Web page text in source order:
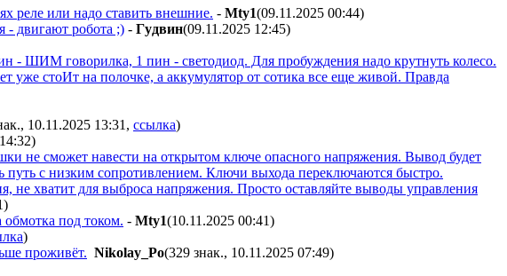
реле или надо ставить внешние. - Mty1(09.11.2025 00:44)
- двигают робота ;) - Гyдвин(09.11.2025 12:45)
- ШИМ говорилка, 1 пин - светодиод. Для пробуждения надо крутнуть колесо.
стоИт на полочке, а аккумулятор от сотика все еще живой. Правда
10.11.2025 13:31 , ссылка)
)
не сможет навести на открытом ключе опасного напряжения. Вывод будет
с низким сопротивлением. Ключи выхода переключаются быстро.
не хватит для выброса напряжения. Просто оставляйте выводы управления
)
под током. - Mty1(10.11.2025 00:41)
)
проживёт. Nikolay_Po(329 знак., 10.11.2025 07:49)